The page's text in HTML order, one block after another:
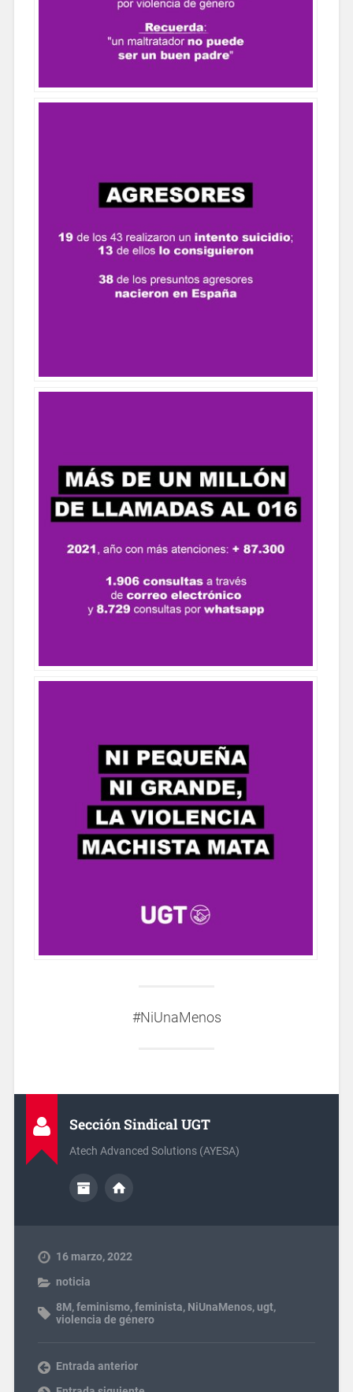
#NiUnaMenos
Sección Sindical UGT
Atech Advanced Solutions (AYESA)
16 marzo, 2022
noticia
8M,feminismo,feminista, NiUnaMenos,ugt,
violencia de género
Entrada anterior